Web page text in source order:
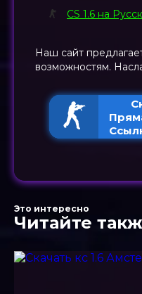
CS 1.6 на
Наш сайт
возможностям.
Это интересно
Читайте